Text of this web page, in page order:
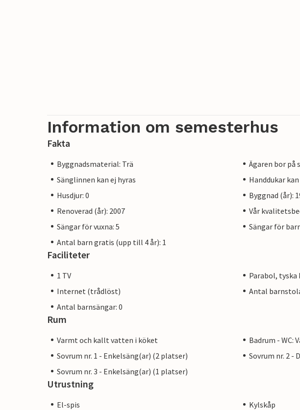
Information om semesterhus
Fakta
Byggnadsmaterial: Trä
Ägaren bor på
Sänglinnen kan ej hyras
Handdukar
Husdjur: 0
Byggnad (år):
Renoverad (år): 2007
Vår
Sängar för vuxna: 5
Sängar för
Antal barn gratis (upp till 4 år): 1
Faciliteter
1 TV
Parabol, tyska
Internet (trådlöst)
Antal
Antal barnsängar: 0
Rum
Varmt och kallt vatten i köket
Badrum - WC:
Sovrum nr. 1 - Enkelsäng(ar) (2 platser)
Sovrum nr. 2 -
Sovrum nr. 3 - Enkelsäng(ar) (1 platser)
Utrustning
El-spis
Kylskåp